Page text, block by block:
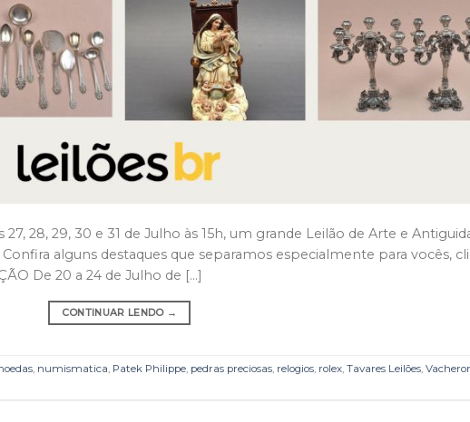
28, 29, 30 e 31 de Julho às 15h, um grande Leilão de Arte e
alguns destaques que separamos especialmente para vocês,
De 20 a 24 de Julho de […]
CONTINUAR LENDO →
, numismatica, Patek Philippe, pedras preciosas, relogios, rolex, Tavares Leilões,